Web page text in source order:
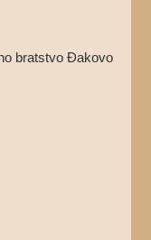
bratstvo Đakovo